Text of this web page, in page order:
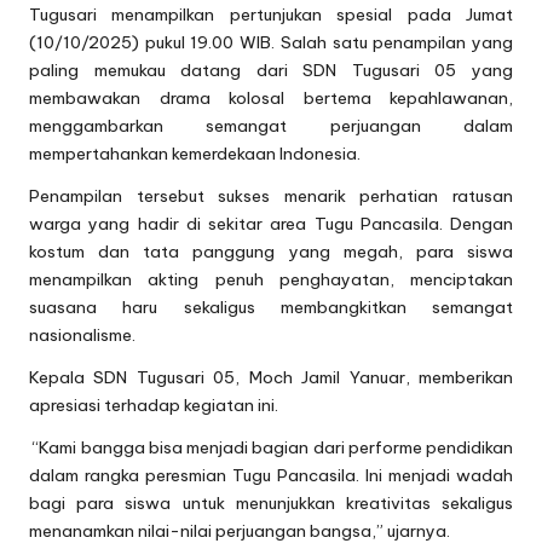
Tugusari menampilkan pertunjukan spesial pada Jumat
(10/10/2025) pukul 19.00 WIB. Salah satu penampilan yang
paling memukau datang dari SDN Tugusari 05 yang
membawakan drama kolosal bertema kepahlawanan,
menggambarkan semangat perjuangan dalam
mempertahankan kemerdekaan Indonesia.
Penampilan tersebut sukses menarik perhatian ratusan
warga yang hadir di sekitar area Tugu Pancasila. Dengan
kostum dan tata panggung yang megah, para siswa
menampilkan akting penuh penghayatan, menciptakan
suasana haru sekaligus membangkitkan semangat
nasionalisme.
Kepala SDN Tugusari 05, Moch Jamil Yanuar, memberikan
apresiasi terhadap kegiatan ini.
“Kami bangga bisa menjadi bagian dari performe pendidikan
dalam rangka peresmian Tugu Pancasila. Ini menjadi wadah
bagi para siswa untuk menunjukkan kreativitas sekaligus
menanamkan nilai-nilai perjuangan bangsa,” ujarnya.